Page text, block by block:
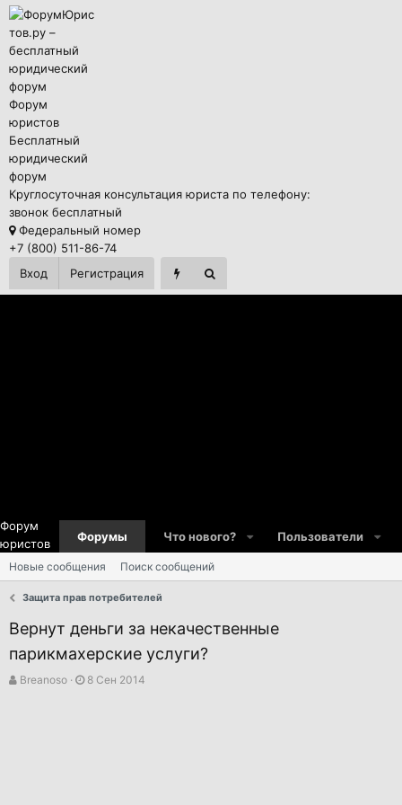
Форум
юристов
Бесплатный
юридический
форум
Круглосуточная консультация юриста по телефону:
звонок бесплатный
Федеральный номер
+7 (800) 511-86-74
Вход
Регистрация
Форум
юристов
Форумы Что нового? Пользователи
Новые сообщения Поиск сообщений
Защита прав потребителей
Вернут деньги за некачественные
парикмахерские услуги?
А
Breanoso
Д
8 Сен 2014